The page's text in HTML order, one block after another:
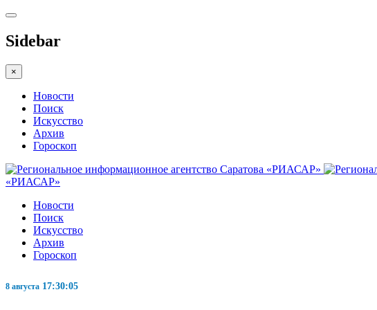
Sidebar
×
Новости
Поиск
Искусство
Архив
Гороскоп
«РИАСАР»
Новости
Поиск
Искусство
Архив
Гороскоп
8 августа 17:30:06